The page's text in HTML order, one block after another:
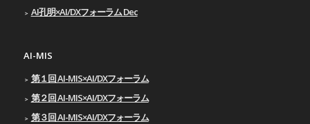
AI孔明×AI/DXフォーラム Dec
AI-MIS
第１回 AI-MIS×AI/DXフォーラム
第２回 AI-MIS×AI/DXフォーラム
第３回 AI-MIS×AI/DXフォーラム